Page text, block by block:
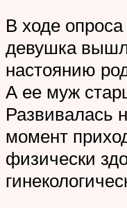
В ходе
девушка
настоянию
А ее муж
Развивалась
момент
физически